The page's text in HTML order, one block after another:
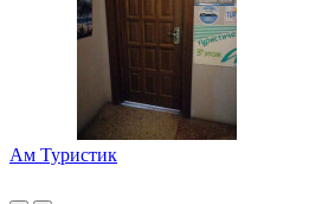
Ам Туристик